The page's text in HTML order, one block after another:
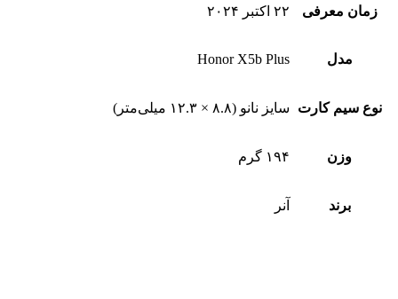
زمان معرفی ۲۲ اکتبر ۲۰۲۴
مدل Honor X5b Plus
نوع سیم کارت سایز نانو (۸.۸ × ۱۲.۳ میلی‌متر)
وزن ۱۹۴ گرم
برند آنر